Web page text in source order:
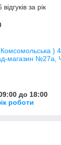
за рік
)
магазин №27a,
до 18:00
роботи